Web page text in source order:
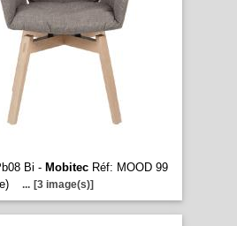
Bi - MobitecRéf: MOOD 99
... [3 image(s)]